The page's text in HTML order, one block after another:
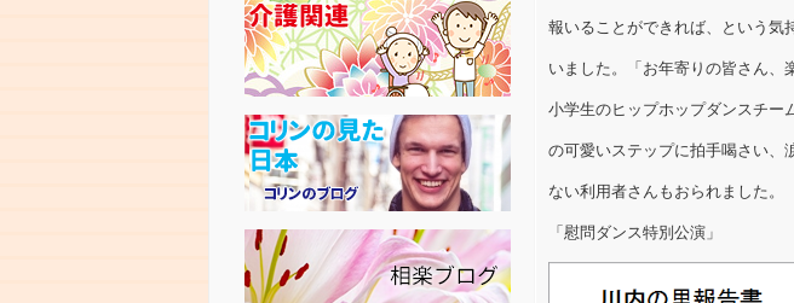
報いることができれば、という気
いました。「お年寄りの皆さん、
小学生のヒップホップダンスチー
の可愛いステップに拍手喝さい、
ない利用者さんもおられました。
「慰問ダンス特別公演」